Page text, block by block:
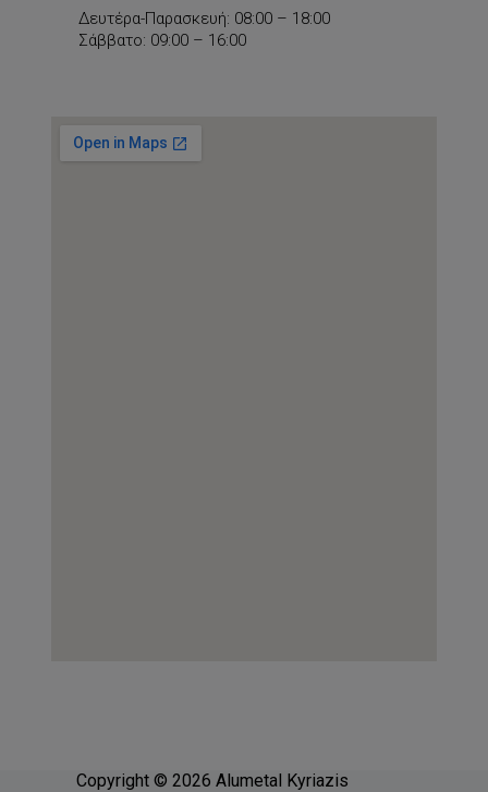
Δευτέρα-Παρασκευή: 08:00 – 18:00
Σάββατο: 09:00 – 16:00
Copyright © 2026 Alumetal Kyriazis